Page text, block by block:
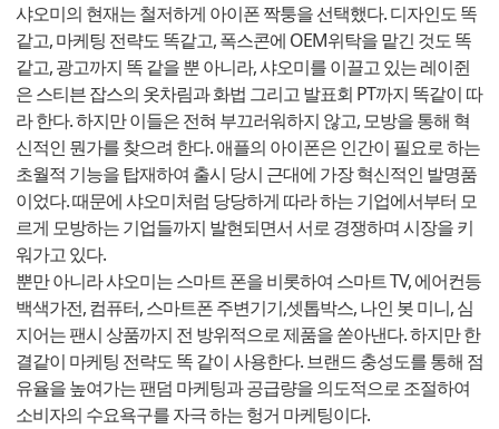
샤오미의 현재는 철저하게 아이폰 짝퉁을 선택했다. 디자인도 똑
같고, 마케팅 전략도 똑같고, 폭스콘에 OEM위탁을 맡긴 것도 똑
같고, 광고까지 똑 같을 뿐 아니라, 샤오미를 이끌고 있는 레이쥔
은 스티븐 잡스의 옷차림과 화법 그리고 발표회 PT까지 똑같이 따
라 한다. 하지만 이들은 전혀 부끄러워하지 않고, 모방을 통해 혁
신적인 뭔가를 찾으려 한다. 애플의 아이폰은 인간이 필요로 하는
초월적 기능을 탑재하여 출시 당시 근대에 가장 혁신적인 발명품
이었다. 때문에 샤오미처럼 당당하게 따라 하는 기업에서부터 모
르게 모방하는 기업들까지 발현되면서 서로 경쟁하며 시장을 키
워가고 있다.
뿐만 아니라 샤오미는 스마트 폰을 비롯하여 스마트 TV, 에어컨등
백색가전, 컴퓨터, 스마트폰 주변기기,셋톱박스, 나인 봇 미니, 심
지어는 팬시 상품까지 전 방위적으로 제품을 쏟아낸다. 하지만 한
결같이 마케팅 전략도 똑 같이 사용한다. 브랜드 충성도를 통해 점
유율을 높여가는 팬덤 마케팅과 공급량을 의도적으로 조절하여
소비자의 수요욕구를 자극 하는 헝거 마케팅이다.